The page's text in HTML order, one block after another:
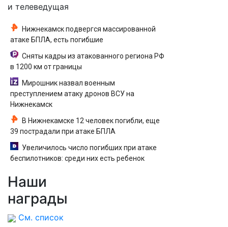
и телеведущая
Нижнекамск подвергся массированной
атаке БПЛА, есть погибшие
Сняты кадры из атакованного региона РФ
в 1200 км от границы
Мирошник назвал военным
преступлением атаку дронов ВСУ на
Нижнекамск
В Нижнекамске 12 человек погибли, еще
39 пострадали при атаке БПЛА
Увеличилось число погибших при атаке
беспилотников: среди них есть ребенок
Наши
награды
См. список